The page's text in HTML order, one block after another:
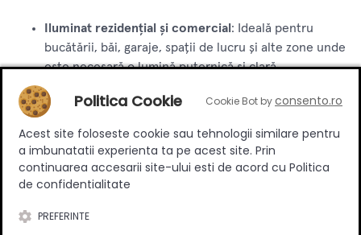
Iluminat rezidențial și comercial : Ideală pentru
bucătării, băi, garaje, spații de lucru și alte zone unde
este necesară o lumină puternică și clară.
Iluminat exterior: Datorită protecției IP65, banda
fațade de clădiri și alte spații exterioare.
și eficient.
Politica Cookie Cookie Bot byconsento.ro
Acest site foloseste cookie sau tehnologii similare pentru
a imbunatatii experienta ta pe acest site. Prin
continuarea accesarii site-ului esti de acord cu Politica
de confidentialitate
PREFERINTE